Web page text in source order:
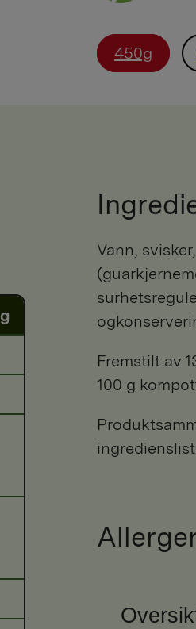
450g
vann, svisker, sukker, maisstivelse, fortykningsmiddel
Fremstilt av
100 g